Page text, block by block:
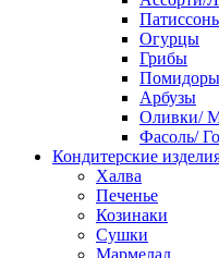
Огурцы
Грибы
Помидоры
Арбузы
Оливки/
Фасоль/
Кондитерские
Халва
Печенье
Козинаки
Сушки
Мармелад